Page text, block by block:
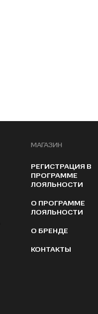
МАГАЗИН
РЕГИСТРАЦИЯ В
ПРОГРАММЕ
ЛОЯЛЬНОСТИ
О ПРОГРАММЕ
ЛОЯЛЬНОСТИ
О БРЕНДЕ
КОНТАКТЫ